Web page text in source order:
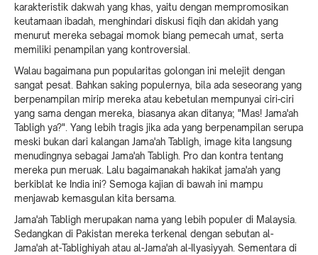
karakteristik dakwah yang khas, yaitu dengan mempromosikan
keutamaan ibadah, menghindari diskusi fiqih dan akidah yang
menurut mereka sebagai momok biang pemecah umat, serta
memiliki penampilan yang kontroversial.
Walau bagaimana pun popularitas golongan ini melejit dengan
sangat pesat. Bahkan saking populernya, bila ada seseorang yang
berpenampilan mirip mereka atau kebetulan mempunyai ciri-ciri
yang sama dengan mereka, biasanya akan ditanya; "Mas! Jama'ah
Tabligh ya?". Yang lebih tragis jika ada yang berpenampilan serupa
meski bukan dari kalangan Jama'ah Tabligh, image kita langsung
menudingnya sebagai Jama'ah Tabligh. Pro dan kontra tentang
mereka pun meruak. Lalu bagaimanakah hakikat jama'ah yang
berkiblat ke India ini? Semoga kajian di bawah ini mampu
menjawab kemasgulan kita bersama.
Jama'ah Tabligh merupakan nama yang lebih populer di Malaysia.
Sedangkan di Pakistan mereka terkenal dengan sebutan al-
Jama'ah at-Tablighiyah atau al-Jama'ah al-Ilyasiyyah. Sementara di